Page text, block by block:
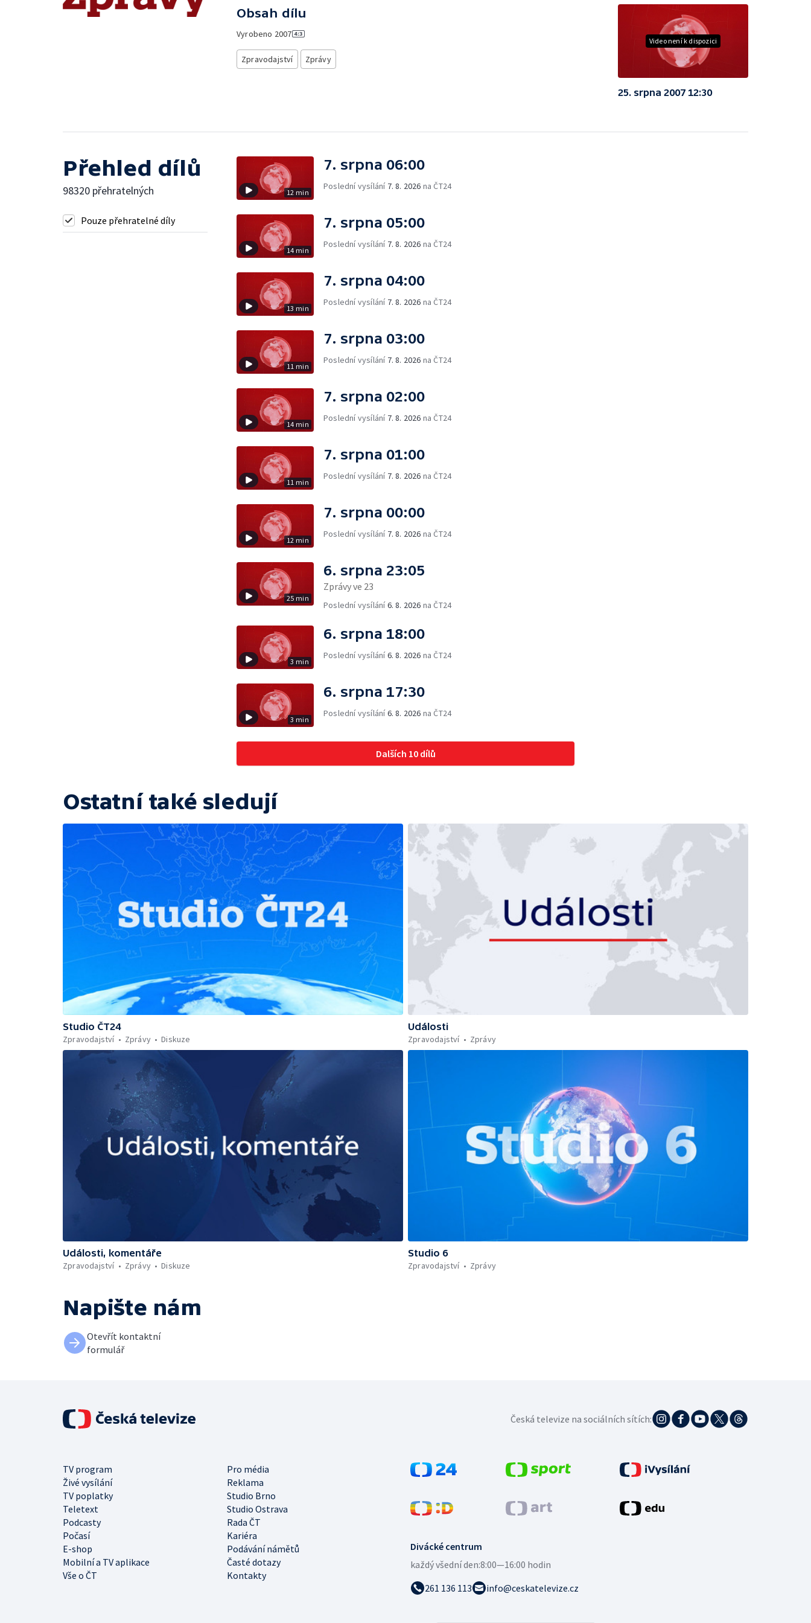
Obsah dílu
Vyrobeno 2007
Zpravodajství Zprávy
Video není k dispozici
25. srpna 2007 12:30
Přehled dílů
98320 přehratelných
Pouze přehratelné díly
12 min
7. srpna 06:00
Poslední vysílání 7. 8. 2026 na ČT24
14 min
7. srpna 05:00
Poslední vysílání 7. 8. 2026 na ČT24
13 min
7. srpna 04:00
Poslední vysílání 7. 8. 2026 na ČT24
11 min
7. srpna 03:00
Poslední vysílání 7. 8. 2026 na ČT24
14 min
7. srpna 02:00
Poslední vysílání 7. 8. 2026 na ČT24
11 min
7. srpna 01:00
Poslední vysílání 7. 8. 2026 na ČT24
12 min
7. srpna 00:00
Poslední vysílání 7. 8. 2026 na ČT24
25 min
6. srpna 23:05
Zprávy ve 23
Poslední vysílání6. 8. 2026 na ČT24
3 min
6. srpna 18:00
Poslední vysílání6. 8. 2026 na ČT24
3 min
6. srpna 17:30
Poslední vysílání6. 8. 2026 na ČT24
Dalších 10 dílů
Ostatní také sledují
Studio ČT24
Zpravodajství
Zprávy Diskuze
Události
Zpravodajství
Zprávy
Události, komentáře
Zpravodajství
Zprávy Diskuze
Studio 6
Zpravodajství
Zprávy
Napište nám
Otevřít kontaktní
formulář
Divácké centrum
každý všední den:8:00—16:00 hodin
261 136 113
info@ceskatelevize.cz
TV program
Pro média
Živé vysílání
Reklama
TV poplatky
Studio Brno
Teletext
Studio Ostrava
Podcasty
Rada ČT
Počasí
Kariéra
E-shop
Podávání námětů
Mobilní a TV aplikace
Časté dotazy
Vše o ČT
Kontakty
Česká televize na sociálních sítích: